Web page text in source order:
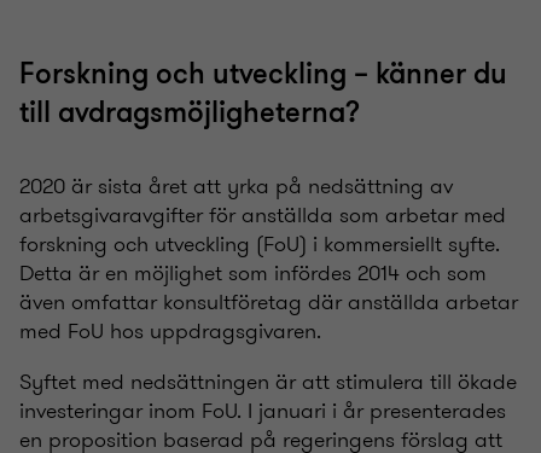
Forskning och utveckling – känner du
till avdragsmöjligheterna?
2020 är sista året att yrka på nedsättning av
arbetsgivaravgifter för anställda som arbetar med
forskning och utveckling (FoU) i kommersiellt syfte.
Detta är en möjlighet som infördes 2014 och som
även omfattar konsultföretag där anställda arbetar
med FoU hos uppdragsgivaren.
Syftet med nedsättningen är att stimulera till ökade
investeringar inom FoU. I januari i år presenterades
en proposition baserad på regeringens förslag att